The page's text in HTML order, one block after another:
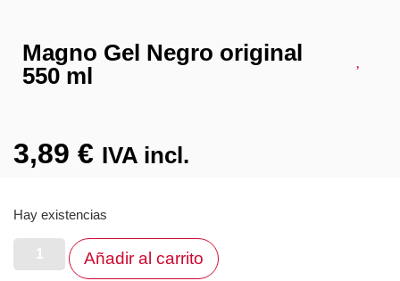
Magno Gel Negro original
550 ml
3,89 € IVA incl.
Hay existencias
Añadir al carrito